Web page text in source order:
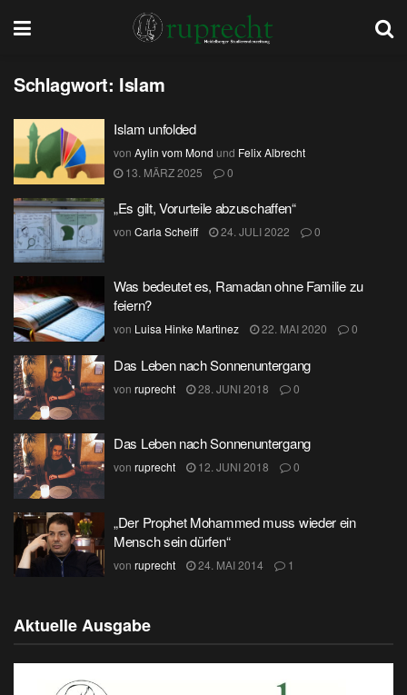
Schlagwort: Islam
Islam unfolded
von Aylin vom Mond und Felix Albrecht
13. MÄRZ 2025
0
„Es gilt, Vorurteile abzuschaffen“
von Carla Scheiff 24. JULI 2022 0
Was bedeutet es, Ramadan ohne Familie zu
feiern?
von Luisa Hinke Martinez 22. MAI 2020 0
Das Leben nach Sonnenuntergang
von ruprecht 28. JUNI 2018 0
Das Leben nach Sonnenuntergang
von ruprecht 12. JUNI 2018 0
„Der Prophet Mohammed muss wieder ein
Mensch sein dürfen“
von ruprecht 24. MAI 2014 1
Aktuelle Ausgabe